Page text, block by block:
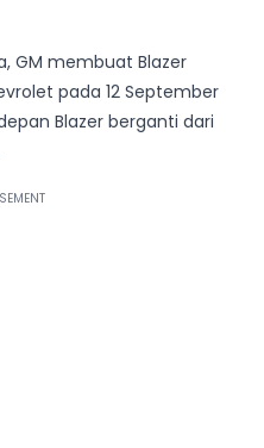
GM membuat Blazer
pada 12 September
Blazer berganti dari